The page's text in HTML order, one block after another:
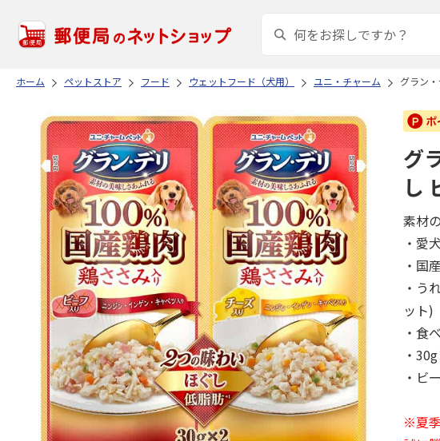
ホーム ペットストア フード ウェットフード（犬用） ユニ・チャーム グラン
グ
し
素材
・愛
・国
・う
ット)
・食
・
・ビ
※夏